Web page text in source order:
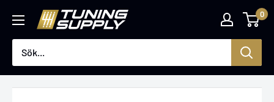
innehåll
Tuningsupply 0